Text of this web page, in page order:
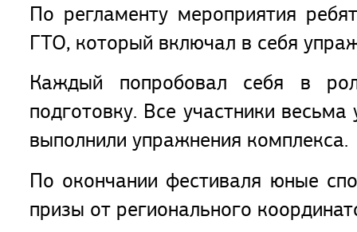
По регламенту мероприятия
ГТО, который включал в себя
Каждый попробовал себя в
подготовку. Все участники
выполнили упражнения комплекса.
По окончании фестиваля юные
призы от регионального